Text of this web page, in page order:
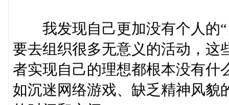
我发现自己更加没有个人的“
要去组织很多无意义的活动，这
者实现自己的理想都根本没有什
如沉迷网络游戏、缺乏精神风貌